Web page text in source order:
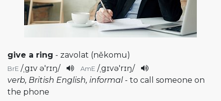
give a ring - zavolat (někomu)
BrE /ˌgɪv ə'rɪŋ/ AmE /ˌgɪvə'rɪŋ/
verb, British English, informal - to call someone on
the phone